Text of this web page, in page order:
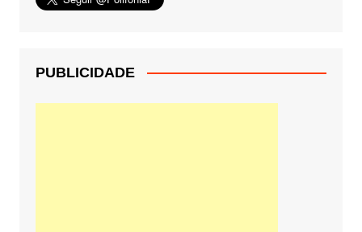
PUBLICIDADE